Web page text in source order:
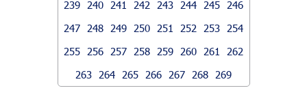
239
240 241 242 243 244 245
246
247
248 249 250 251 252 253
254
255
256 257 258 259 260 261
262
263
264 265 266 267 268 269